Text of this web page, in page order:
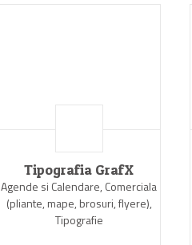
Tipografia GrafX
Agende si Calendare, Comerciala
(pliante, mape, brosuri, flyere),
Tipografie